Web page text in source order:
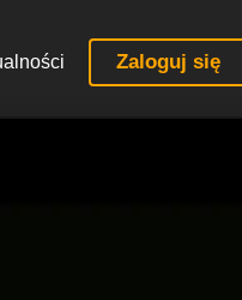
Zaloguj się